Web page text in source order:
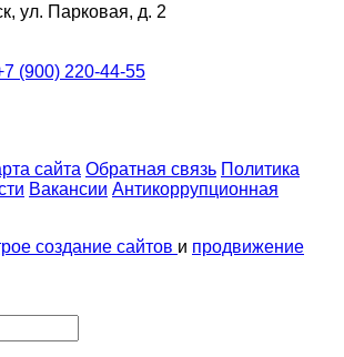
ул. Парковая, д. 2
(900) 220-44-55
сайта Обратная связь Политика
Вакансии Антикоррупционная
создание сайтов и продвижение